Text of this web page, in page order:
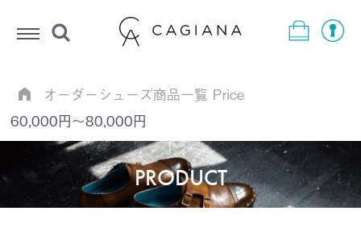
Menu
オーダーシューズ商品一覧 Price
60,000円～80,000円
PRODUCT